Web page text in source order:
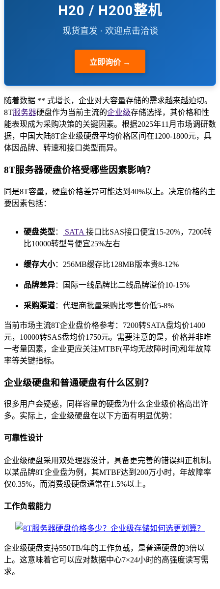
H20 / H200整机
现货直发 · 欢迎点击洽谈
立即询价 →
随着数据 ** 式增长，企业对大容量存储的需求越来越迫切。
8T服务器硬盘作为当前主流的企业级存储选择，其价格和性
能表现成为采购决策的关键因素。根据2025年11月市场调研数
据，中国大陆8T企业级硬盘平均价格区间在1200-1800元，具
体因品牌、转速和接口类型而异。
8T服务器硬盘价格受哪些因素影响？
同是8T容量，硬盘价格差异可能达到40%以上。决定价格的主
要因素包括：
硬盘类型 ： SATA 接口比SAS接口便宜15-20%，7200转
比10000转型号便宜25%左右
缓存大小：256MB缓存比128MB版本贵8-12%
品牌差异：国际一线品牌比二线品牌溢价10-15%
采购渠道：代理商批量采购比零售价低5-8%
当前市场主流8T企业盘价格参考：7200转SATA盘均价1400
元，10000转SAS盘均价1750元。需要注意的是，价格并非唯
一考量因素，企业更应关注MTBF(平均无故障时间)和年故障
率等关键指标。
企业级硬盘和普通硬盘有什么区别？
很多用户会疑惑，同样容量的硬盘为什么企业级价格高出许
多。实际上，企业级硬盘在以下方面有明显优势：
可靠性设计
企业级硬盘采用双处理器设计，具备更完善的错误纠正机制。
以某品牌8T企业盘为例，其MTBF达到200万小时，年故障率
仅0.35%，而消费级硬盘通常在1.5%以上。
工作负载能力
企业级硬盘支持550TB/年的工作负载，是普通硬盘的3倍以
上。这意味着它可以应对数据中心7×24小时的高强度读写需
求。